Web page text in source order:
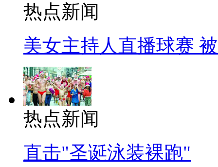
热点新闻
美女主持人直播球赛
热点新闻
直击"圣诞泳装裸跑"